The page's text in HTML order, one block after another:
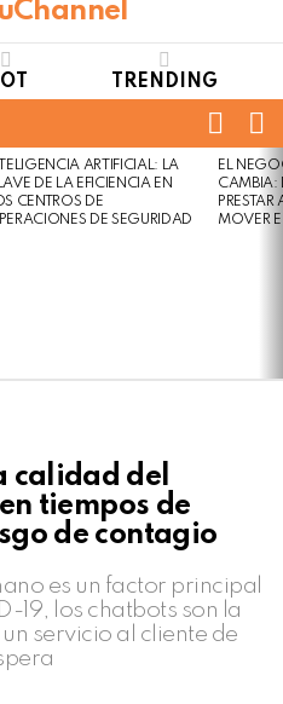
TRENDING
ARTIFICIAL: LA
DE LA EFICIENCIA EN
CENTROS DE
DE SEGURIDAD
EL
CAMBIA:
MOVER
calidad del
tiempos de
de contagio
es un factor principal
19, los chatbots son la
servicio al cliente de